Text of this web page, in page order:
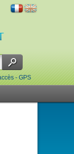
- GPS